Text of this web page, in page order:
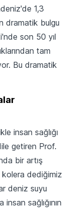
1,3
dramatik bulgu
son 50 yıl
tam
Bu dramatik
insan sağlığı
getiren Prof.
bir artış
dediğimiz
deniz suyu
insan sağlığının